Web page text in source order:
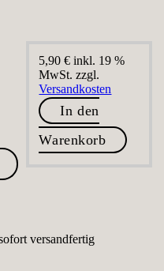
5,90€ inkl. 19 %
MwSt. zzgl.
Versandkosten
In den
Warenkorb
versandfertig